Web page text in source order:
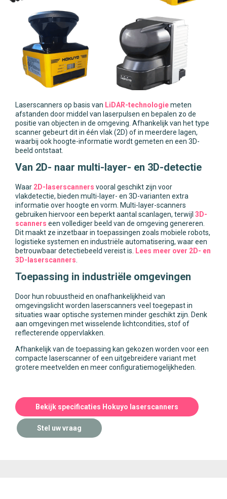
Laserscanners op basis van LiDAR-technologiemeten
afstanden door middel van laserpulsen en bepalen zo de
positie van objecten in de omgeving. Afhankelijk van het type
scanner gebeurt dit in één vlak (2D) of in meerdere lagen,
waarbij ook hoogte-informatie wordt gemeten en een 3D-
beeld ontstaat.
Van 2D- naar multi-layer- en 3D-detectie
Waar 2D-laserscanners vooral geschikt zijn voor
vlakdetectie, bieden multi-layer- en 3D-varianten extra
informatie over hoogte en vorm. Multi-layer-scanners
gebruiken hiervoor een beperkt aantal scanlagen, terwijl 3D-
scanners een vollediger beeld van de omgeving genereren.
Dit maakt ze inzetbaar in toepassingen zoals mobiele robots,
logistieke systemen en industriële automatisering, waar een
betrouwbaar detectiebeeld vereist is.
Lees meer over 2D- en
3D-laserscanners
Toepassing in industriële omgevingen
Door hun robuustheid en onafhankelijkheid van
omgevingslicht worden laserscanners veel toegepast in
situaties waar optische systemen minder geschikt zijn. Denk
aan omgevingen met wisselende lichtcondities, stof of
reflecterende oppervlakken.
Afhankelijk van de toepassing kan gekozen worden voor een
compacte laserscanner of een uitgebreidere variant met
grotere meetvelden en meer configuratiemogelijkheden.
Bekijk specificaties Hokuyo laserscanners
Stel uw vraag